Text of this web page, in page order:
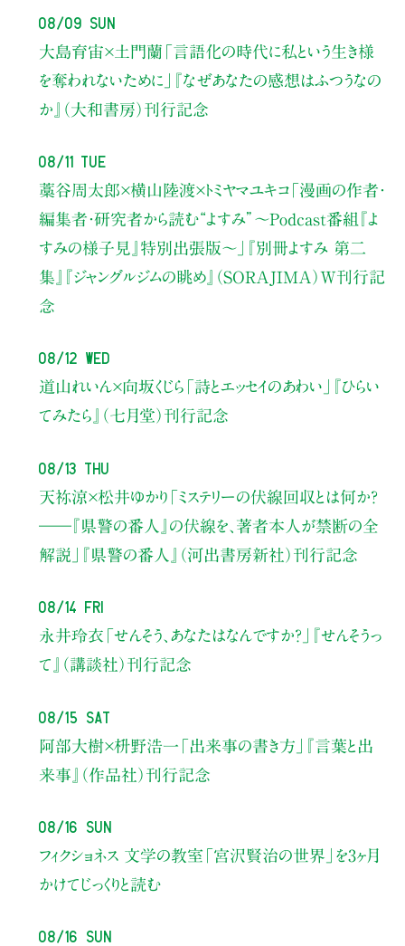
08/09 Sun
大島育宙×土門蘭 「言語化の時代に私という生き様
を奪われないために」
『なぜあなたの感想はふつうなの
か』（大和書房）刊行記念
08/11 Tue
藁谷周太郎×横山陸渡×トミヤマユキコ「漫画の作者・
編集者・研究者から読む“よすみ” 〜Podcast番組『よ
すみの様子見』特別出張版〜」
『別冊よすみ 第二
集』『ジャングルジムの眺め』（SORAJIMA）W刊行記
念
08/12 Wed
道山れいん×向坂くじら 「詩とエッセイのあわい」
『ひらい
てみたら』（七月堂）刊行記念
08/13 Thu
天祢涼×松井ゆかり 「ミステリーの伏線回収とは何か？
――『県警の番人』の伏線を、著者本人が禁断の全
解説」
『県警の番人』（河出書房新社）刊行記念
08/14 Fri
永井玲衣 「せんそう、あなたはなんですか？」
『せんそうっ
て』（講談社）刊行記念
08/15 Sat
阿部大樹×枡野浩一 「出来事の書き方」
『言葉と出
来事』（作品社）刊行記念
08/16 Sun
フィクショネス 文学の教室 「宮沢賢治の世界」を3ヶ月
かけてじっくりと読む
08/16 Sun